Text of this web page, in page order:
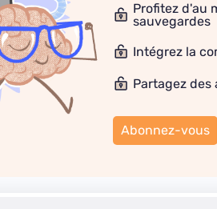
Profitez d'au
sauvegardes
Intégrez la
Partagez
Abonnez-vous